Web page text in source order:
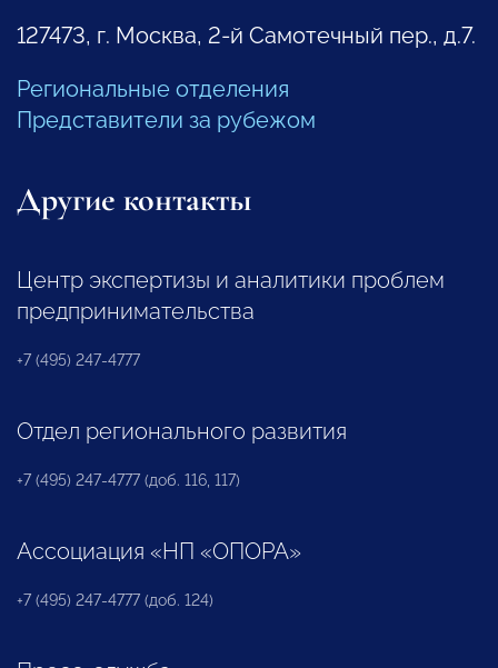
127473, г. Москва, 2-й Самотечный пер., д.7.
Региональные отделения
Представители за рубежом
Другие контакты
Центр экспертизы и аналитики проблем
предпринимательства
+7 (495) 247-4777
Отдел регионального развития
+7 (495) 247-4777 (доб. 116, 117)
Ассоциация «НП «ОПОРА»
+7 (495) 247-4777 (доб. 124)